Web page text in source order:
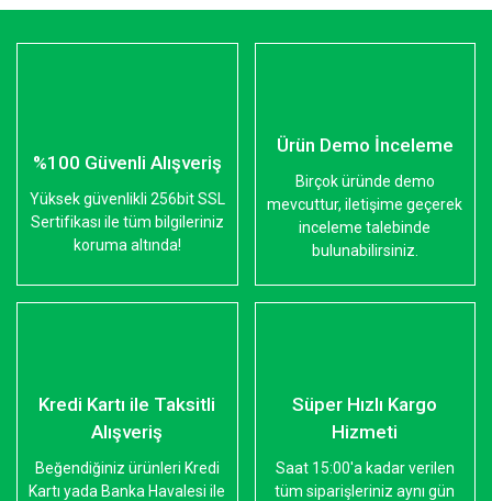
%100 Güvenli Alışveriş
Yüksek güvenlikli 256bit SSL
Sertifikası ile tüm bilgileriniz
koruma altında!
Ürün Demo İnceleme
Birçok üründe demo
mevcuttur, iletişime geçerek
inceleme talebinde
bulunabilirsiniz.
Kredi Kartı ile Taksitli
Alışveriş
Beğendiğiniz ürünleri Kredi
Kartı yada Banka Havalesi ile
Süper Hızlı Kargo
Hizmeti
Saat 15:00'a kadar verilen
tüm siparişleriniz aynı gün